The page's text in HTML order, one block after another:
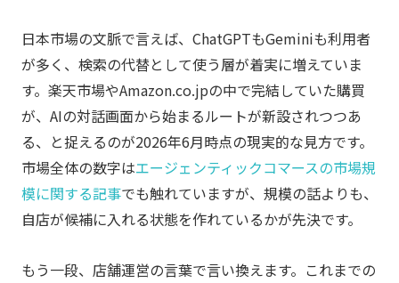
日本市場の文脈で言えば、ChatGPTもGeminiも利用者
が多く、検索の代替として使う層が着実に増えていま
す。楽天市場やAmazon.co.jpの中で完結していた購買
が、AIの対話画面から始まるルートが新設されつつあ
る、と捉えるのが2026年6月時点の現実的な見方です。
市場全体の数字はエージェンティックコマースの市場規
模に関する記事でも触れていますが、規模の話よりも、
自店が候補に入れる状態を作れているかが先決です。
もう一段、店舗運営の言葉で言い換えます。これまでの